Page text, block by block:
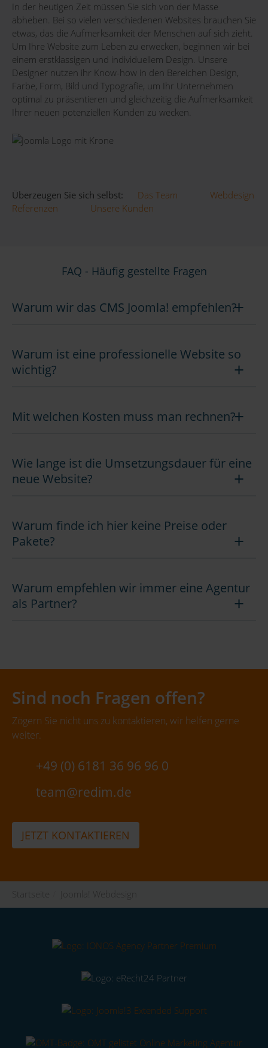
In der heutigen Zeit müssen Sie sich von der Masse
abheben. Bei so vielen verschiedenen Websites brauchen Sie
etwas, das die Aufmerksamkeit der Menschen auf sich zieht.
Um Ihre Website zum Leben zu erwecken, beginnen wir bei
einem erstklassigen und individuellem Design. Unsere
Designer nutzen ihr Know-how in den Bereichen Design,
Farbe, Form, Bild und Typografie, um Ihr Unternehmen
optimal zu präsentieren und gleichzeitig die Aufmerksamkeit
Ihrer neuen potenziellen Kunden zu wecken.
Überzeugen Sie sich selbst: Das Team
Webdesign
Referenzen
Unsere Kunden
FAQ - Häufig gestellte Fragen
Warum wir das CMS Joomla! empfehlen?
Warum ist eine professionelle Website so
wichtig?
Mit welchen Kosten muss man rechnen?
Wie lange ist die Umsetzungsdauer für eine
neue Website?
Warum finde ich hier keine Preise oder
Pakete?
Warum empfehlen wir immer eine Agentur
als Partner?
Sind noch Fragen offen?
Zögern Sie nicht uns zu kontaktieren, wir helfen gerne
weiter.
+49 (0) 6181 36 96 96 0
team@redim.de
JETZT KONTAKTIEREN
Startseite Joomla! Webdesign